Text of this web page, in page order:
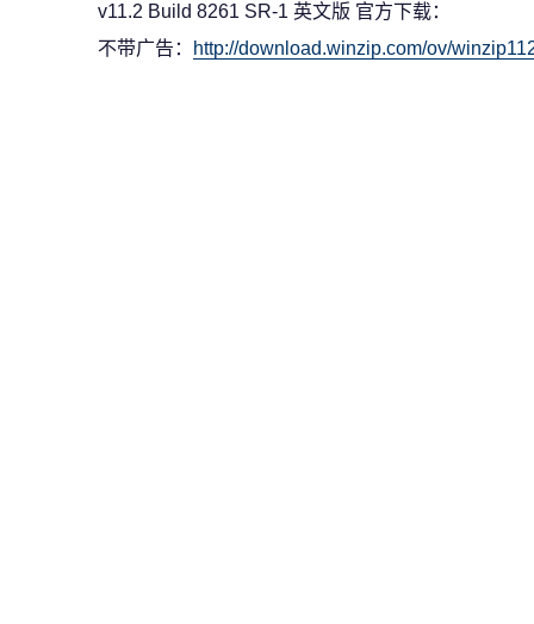
v11.2 Build 8261 SR-1 英文版 官方下载：
不带广告：
http://download.winzip.com/ov/